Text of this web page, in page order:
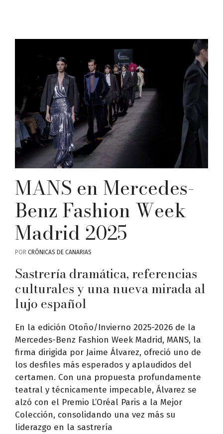
MANS en Mercedes-
Benz Fashion Week
Madrid 2025
POR CRÓNICAS DE CANARIAS
Sastrería dramática, referencias
culturales y una nueva mirada al
lujo español
En la edición Otoño/Invierno 2025-2026 de la
Mercedes-Benz Fashion Week Madrid, MANS, la
firma dirigida por Jaime Álvarez, ofreció uno de
los desfiles más esperados y aplaudidos del
certamen. Con una propuesta profundamente
teatral y técnicamente impecable, Álvarez se
alzó con el Premio L’Oréal Paris a la Mejor
Colección, consolidando una vez más su
liderazgo en la sastrería